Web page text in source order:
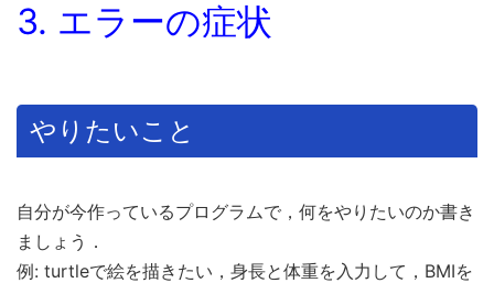
3. エラーの症状
やりたいこと
自分が今作っているプログラムで，何をやりたいのか書き
ましょう．
例: turtleで絵を描きたい，身長と体重を入力して，BMIを